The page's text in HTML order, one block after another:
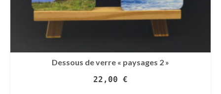
Dessous de verre « paysages 2 »
22,00 €